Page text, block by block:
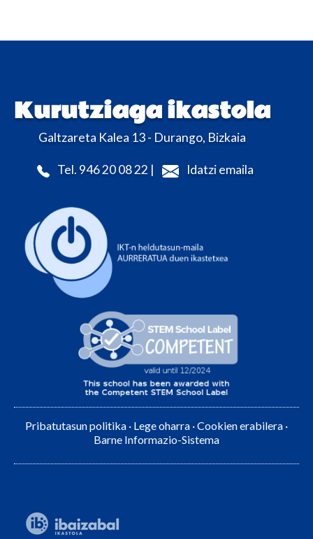
Kurutziaga ikastola
Galtzareta Kalea 13 - Durango, Bizkaia
Tel. 946 20 08 22 | Idatzi emaila
Pribatutasun politika · Lege oharra ·Cookien erabilera ·
Barne Informazio-Sistema